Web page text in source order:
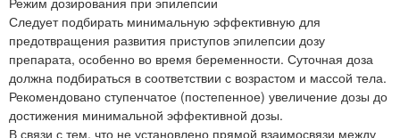
Следует подбирать минимальную эффективную для
предотвращения развития приступов эпилепсии дозу
препарата, особенно во время беременности. Суточная доза
должна подбираться в соответствии с возрастом и массой тела.
Рекомендовано ступенчатое (постепенное) увеличение дозы до
достижения минимальной эффективной дозы.
В связи с тем, что не установлено прямой взаимосвязи между